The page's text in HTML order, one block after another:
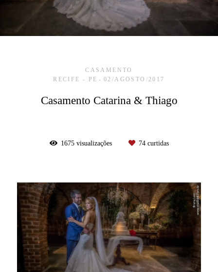
CASAMENTO
RECIFE - PE
02/AGOSTO/2017
Casamento Catarina & Thiago
1675visualizações 74curtidas